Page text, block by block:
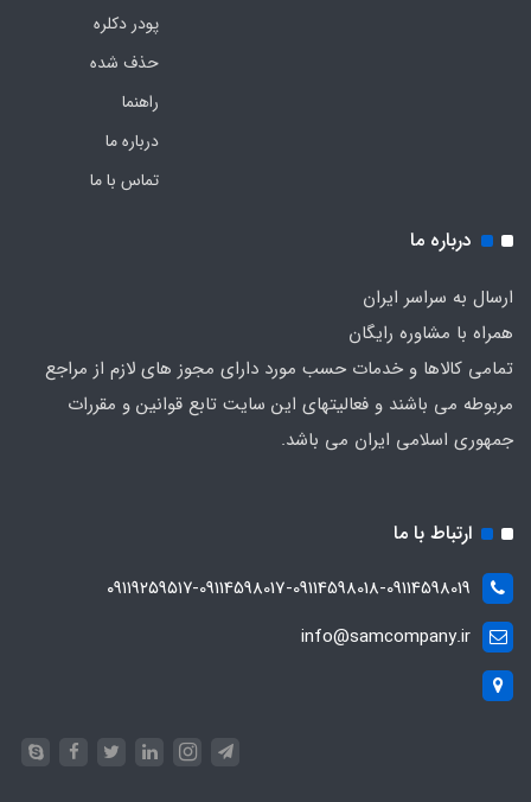
پودر دکلره
حذف شده
راهنما
درباره ما
تماس با ما
درباره ما
ارسال به سراسر ایران
همراه با مشاوره رایگان
تمامی کالاها و خدمات حسب مورد دارای مجوز های لازم از مراجع
مربوطه می باشند و فعالیتهای این سایت تابع قوانین و مقررات
جمهوری اسلامی ایران می باشد.
ارتباط با ما
۰۹۱۱۹۲۵۹۵۱۷-09114598017-09114598018-09114598019
info@samcompany.ir